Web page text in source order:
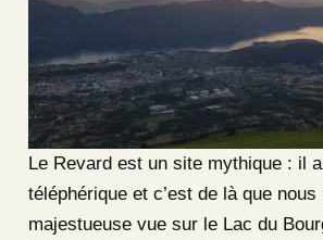
Le Revard est un site mythique : il
téléphérique et c’est de là que
majestueuse vue sur le Lac du